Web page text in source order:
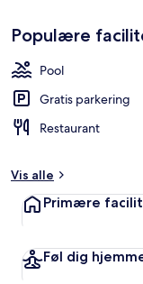
Populære
Pool
Gratis parkering
Restaurant
Vis alle
Primære
Føl dig